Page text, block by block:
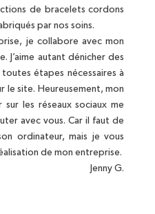
de bracelets cordons
par nos soins.
je collabore avec mon
J’aime autant dénicher des
étapes nécessaires à
le site. Heureusement, mon
les réseaux sociaux me
avec vous. Car il faut de
ordinateur, mais je vous
de mon entreprise.
Jenny G.